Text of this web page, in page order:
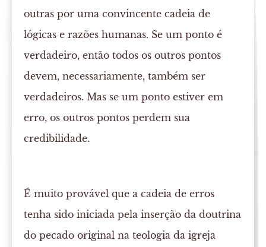
outras por uma convincente cadeia de
lógicas e razões humanas. Se um ponto é
verdadeiro, então todos os outros pontos
devem, necessariamente, também ser
verdadeiros. Mas se um ponto estiver em
erro, os outros pontos perdem sua
credibilidade.
É muito provável que a cadeia de erros
tenha sido iniciada pela inserção da doutrina
do pecado original na teologia da igreja